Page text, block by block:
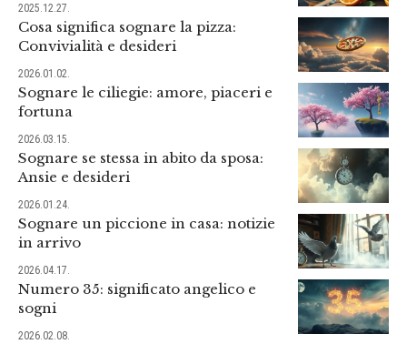
2025.12.27.
Cosa significa sognare la pizza:
Convivialità e desideri
2026.01.02.
Sognare le ciliegie: amore, piaceri e
fortuna
2026.03.15.
Sognare se stessa in abito da sposa:
Ansie e desideri
2026.01.24.
Sognare un piccione in casa: notizie
in arrivo
2026.04.17.
Numero 35: significato angelico e
sogni
2026.02.08.